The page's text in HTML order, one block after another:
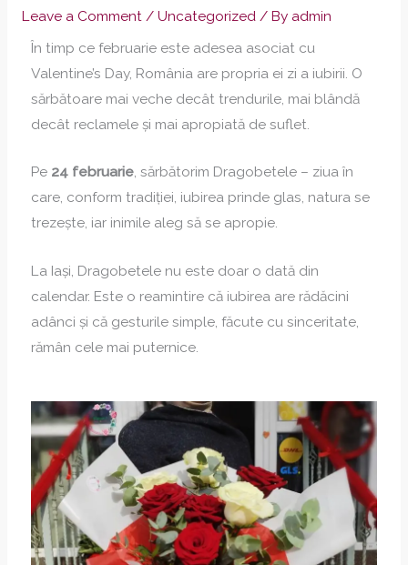
Leave a Comment / Uncategorized / By admin
În timp ce februarie este adesea asociat cu
Valentine’s Day, România are propria ei zi a iubirii. O
sărbătoare mai veche decât trendurile, mai blândă
decât reclamele și mai apropiată de suflet.
Pe 24 februarie, sărbătorim Dragobetele – ziua în
care, conform tradiției, iubirea prinde glas, natura se
trezește, iar inimile aleg să se apropie.
La Iași, Dragobetele nu este doar o dată din
calendar. Este o reamintire că iubirea are rădăcini
adânci și că gesturile simple, făcute cu sinceritate,
rămân cele mai puternice.